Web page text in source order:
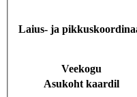
Laius- ja
Veekogu
Asukoht kaardil